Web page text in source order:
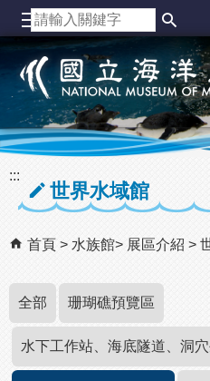
跳到主要內容區塊
:::
世界水域館
首頁 水族館 展區介紹
全部 珊瑚礁預覽區
水下工作站、海底隧道、洞